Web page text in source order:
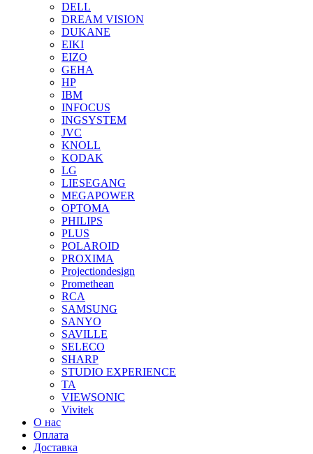
DELL
DREAM VISION
DUKANE
EIKI
EIZO
GEHA
HP
IBM
INFOCUS
INGSYSTEM
JVC
KNOLL
KODAK
LG
LIESEGANG
MEGAPOWER
OPTOMA
PHILIPS
PLUS
POLAROID
PROXIMA
Projectiondesign
Promethean
RCA
SAMSUNG
SANYO
SAVILLE
SELECO
SHARP
STUDIO EXPERIENCE
TA
VIEWSONIC
Vivitek
О нас
Оплата
Доставка